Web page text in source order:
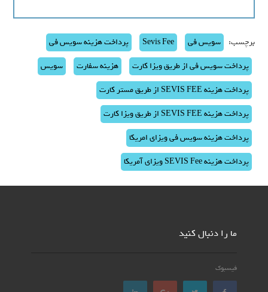
برچسب: سویس فی Sevis Fee
پرداخت هزینه سویس فی
پرداخت سویس فی از طریق ویزا کارت
هزینه سفارت
سویس
پرداخت هزینه SEVIS FEE از طریق مستر کارت
پرداخت هزینه SEVIS FEE از طریق ویزا کارت
پرداخت هزینه سویس فی ویزای امریکا
پرداخت هزینه SEVIS Fee ویزای آمریکا
ما را دنبال کنید
فیسبوک